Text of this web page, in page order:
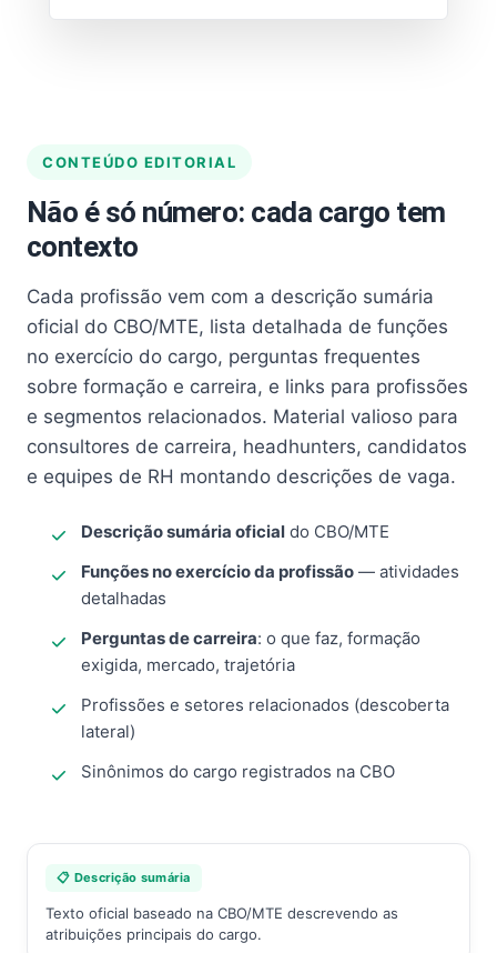
CONTEÚDO EDITORIAL
Não é só número: cada cargo tem
contexto
Cada profissão vem com a descrição sumária
oficial do CBO/MTE, lista detalhada de funções
no exercício do cargo, perguntas frequentes
sobre formação e carreira, e links para profissões
e segmentos relacionados. Material valioso para
consultores de carreira, headhunters, candidatos
e equipes de RH montando descrições de vaga.
Descrição sumária oficial do CBO/MTE
Funções no exercício da profissão — atividades
detalhadas
Perguntas de carreira: o que faz, formação
exigida, mercado, trajetória
Profissões e setores relacionados (descoberta
lateral)
Sinônimos do cargo registrados na CBO
📋 Descrição sumária
Texto oficial baseado na CBO/MTE descrevendo as
atribuições principais do cargo.